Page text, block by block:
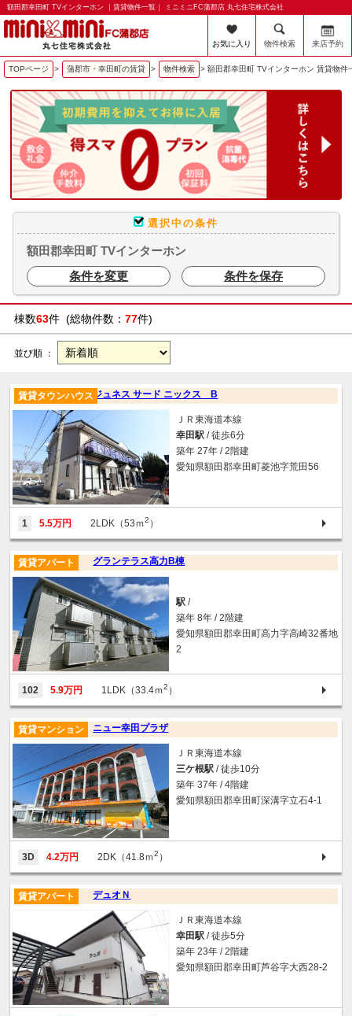
額田郡幸田町 TVインターホン ｜賃貸物件一覧｜ ミニミニFC蒲郡店 丸七住宅株式会社
お気に入り 物件検索 来店予約
TOPページ > 蒲郡市・幸田町の賃貸 > 物件検索 > 額田郡幸田町 TVインターホン 賃貸物件
選択中の条件
額田郡幸田町 TVインターホン
条件を変更
条件を保存
棟数63件 (総物件数： 77件)
並び順 ：
ジュネス サード ニックス B
賃貸タウンハウス
ＪＲ東海道本線
幸田駅 / 徒歩6分
築年 27年 / 2階建
愛知県額田郡幸田町菱池字荒田56
1 5.5万円 2LDK（53ｍ2 ）
グランテラス高力B棟
賃貸アパート
駅 /
築年 8年 / 2階建
愛知県額田郡幸田町高力字高崎32番地
2
102 5.9万円 1LDK（33.4ｍ2 ）
ニュー幸田プラザ
賃貸マンション
ＪＲ東海道本線
三ケ根駅 / 徒歩10分
築年 37年 / 4階建
愛知県額田郡幸田町深溝字立石4‐1
3D 4.2万円 2DK（41.8ｍ2 ）
デュオＮ
賃貸アパート
ＪＲ東海道本線
幸田駅 / 徒歩5分
築年 23年 / 2階建
愛知県額田郡幸田町芦谷字大西28‐2